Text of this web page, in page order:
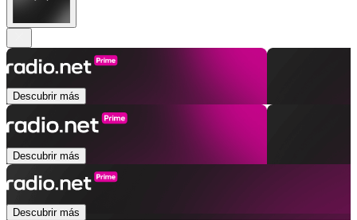
Descubrir más
Descubrir más
Descubrir más